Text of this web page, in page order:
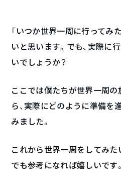
「いつか世界一周に行ってみ
いと思います。でも、実際に
いでしょうか？
ここでは僕たちが世界一周
ら、実際にどのように準備を
みました。
これから世界一周をしてみ
でも参考になれば嬉しいです。